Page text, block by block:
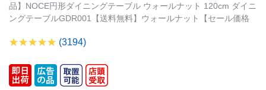
品】NOCE円形ダイニングテーブル ウォールナット 120cm ダイニ
ングテーブルGDR001【送料無料】ウォールナット【セール価格
(3194)